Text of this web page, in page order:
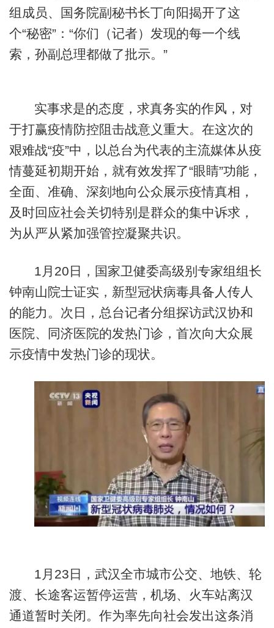
组成员、国务院副秘书长丁向阳揭开了这
个“秘密”：“你们（记者）发现的每一个线
索，孙副总理都做了批示。”
实事求是的态度，求真务实的作风，对
于打赢疫情防控阻击战意义重大。在这次的
艰难战“疫”中，以总台为代表的主流媒体从疫
情蔓延初期开始，就有效发挥了“眼睛”功能，
全面、准确、深刻地向公众展示疫情真相，
及时回应社会关切特别是群众的集中诉求，
为从严从紧加强管控凝聚共识。
1月20日，国家卫健委高级别专家组组长
钟南山院士证实，新型冠状病毒具备人传人
的能力。次日，总台记者分组探访武汉协和
医院、同济医院的发热门诊，首次向大众展
示疫情中发热门诊的现状。
1月23日，武汉全市城市公交、地铁、轮
渡、长途客运暂停运营，机场、火车站离汉
通道暂时关闭。作为率先向社会发出这条消